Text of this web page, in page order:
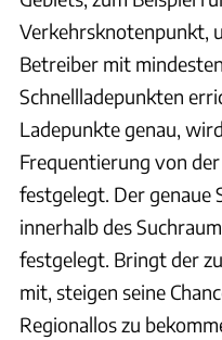
Verkehrsknotenpunkt,
Betreiber mit
Schnellladepunkten
Ladepunkte genau,
Frequentierung von
festgelegt. Der genaue
innerhalb des
festgelegt. Bringt der
mit, steigen seine
Regionallos zu